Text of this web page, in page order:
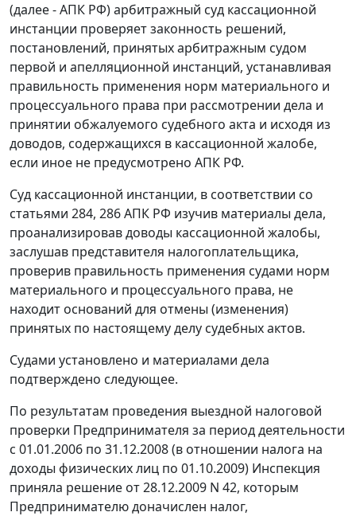
(далее - АПК РФ) арбитражный суд кассационной
инстанции проверяет законность решений,
постановлений, принятых арбитражным судом
первой и апелляционной инстанций, устанавливая
правильность применения норм материального и
процессуального права при рассмотрении дела и
принятии обжалуемого судебного акта и исходя из
доводов, содержащихся в кассационной жалобе,
если иное не предусмотрено АПК РФ.
Суд кассационной инстанции, в соответствии со
статьями 284, 286АПК РФ изучив материалы дела,
проанализировав доводы кассационной жалобы,
заслушав представителя налогоплательщика,
проверив правильность применения судами норм
материального и процессуального права, не
находит оснований для отмены (изменения)
принятых по настоящему делу судебных актов.
Судами установлено и материалами дела
подтверждено следующее.
По результатам проведения выездной налоговой
проверки Предпринимателя за период деятельности
с 01.01.2006 по 31.12.2008 (в отношении налога на
доходы физических лиц по 01.10.2009) Инспекция
приняла решение от 28.12.2009 N 42, которым
Предпринимателю доначислен налог,